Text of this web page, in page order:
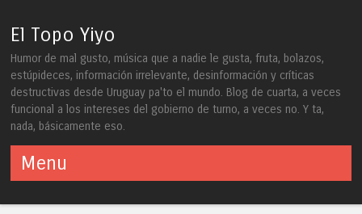
El Topo Yiyo
Humor de mal gusto, música que a nadie le gusta, fruta, bolazos,
estúpideces, información irrelevante, desinformación y críticas
destructivas desde Uruguay pa'to el mundo. Blog de cuarta, a veces
funcional a los intereses del gobierno de turno, a veces no. Y ta,
nada, básicamente eso.
Menu